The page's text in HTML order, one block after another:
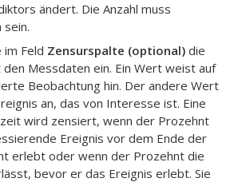
ändert. Die Anzahl muss
sein.
im Feld Zensurspalte (optional) die
den Messdaten ein. Ein Wert weist auf
Beobachtung hin. Der andere Wert
an, das von Interesse ist. Eine
wird zensiert, wenn der Prozehnt
Ereignis vor dem Ende der
erlebt oder wenn der Prozehnt die
bevor er das Ereignis erlebt. Sie